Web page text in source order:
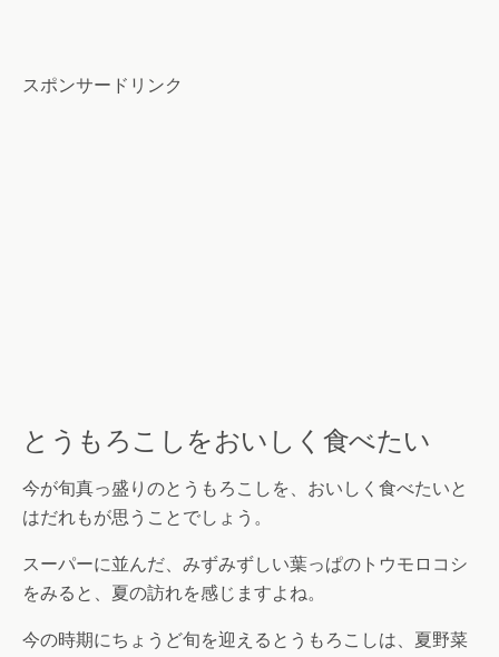
スポンサードリンク
とうもろこしをおいしく食べたい
今が旬真っ盛りのとうもろこしを、おいしく食べたいと
はだれもが思うことでしょう。
スーパーに並んだ、みずみずしい葉っぱのトウモロコシ
をみると、夏の訪れを感じますよね。
今の時期にちょうど旬を迎えるとうもろこしは、夏野菜